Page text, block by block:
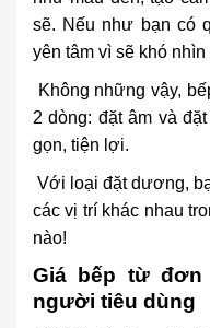
sẽ. Nếu như bạn có
yên tâm vì sẽ khó nhìn
Không những vậy,
2 dòng: đặt âm và
gọn, tiện lợi.
Với loại đặt dương,
các vị trí khác nhau
nào!
Giá bếp từ
người tiêu dùng